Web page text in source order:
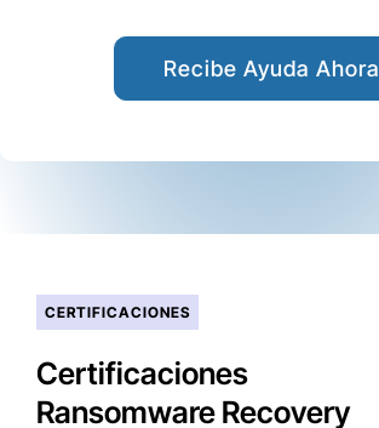
Recibe Ayuda Ahora
CERTIFICACIONES
Certificaciones
Ransomware Recovery